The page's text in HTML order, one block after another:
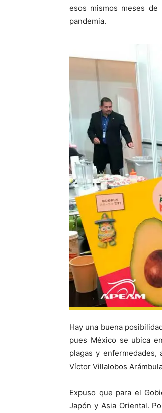
esos mismos meses
pandemia.
Hay una buena
pues México se ubica
plagas y
Víctor Villalobos
Expuso que para el
Japón y Asia Oriental.